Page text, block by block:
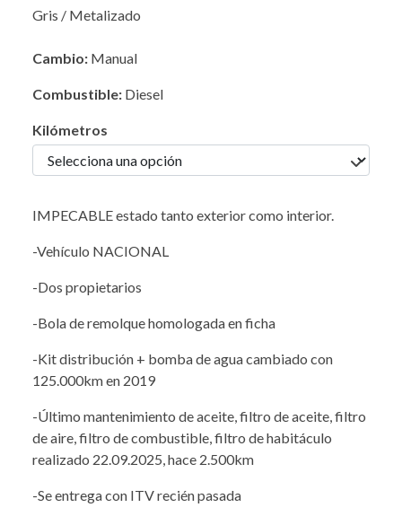
Gris / Metalizado
Cambio: Manual
Combustible: Diesel
Kilómetros
IMPECABLE estado tanto exterior como interior.
-Vehículo NACIONAL
-Dos propietarios
-Bola de remolque homologada en ficha
-Kit distribución + bomba de agua cambiado con
125.000km en 2019
-Último mantenimiento de aceite, filtro de aceite, filtro
de aire, filtro de combustible, filtro de habitáculo
realizado 22.09.2025, hace 2.500km
-Se entrega con ITV recién pasada